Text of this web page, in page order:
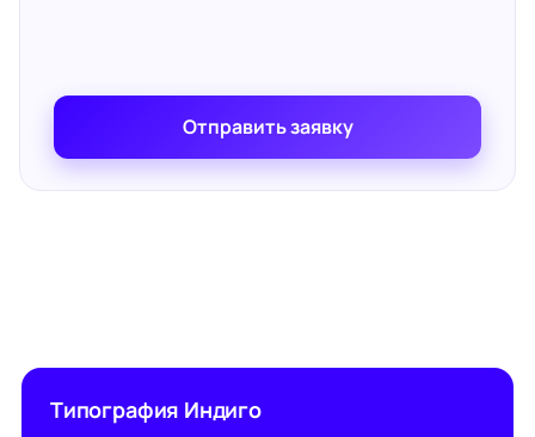
Отправить заявку
Типография Индиго